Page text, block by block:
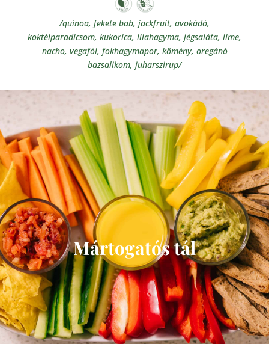
/quinoa, fekete bab, jackfruit, avokádó,
koktélparadicsom, kukorica, lilahagyma, jégsaláta, lime,
nacho, vegaföl, fokhagymapor, kömény, oregánó
bazsalikom, juharszirup/
Mártogatós tál